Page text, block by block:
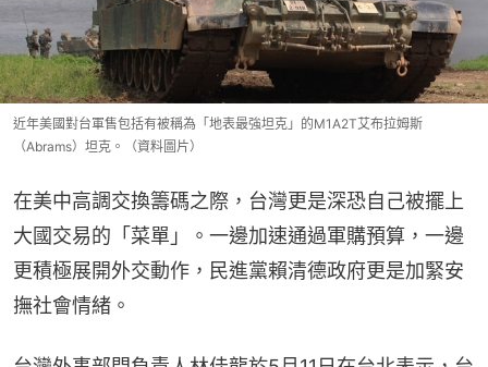
近年美國對台軍售包括有被稱為「地表最強坦克」的M1A2T艾布拉姆斯
（Abrams）坦克。（資料圖片）
在美中高調交換籌碼之際，台灣更是深恐自己被擺上
大國交易的「菜單」。一邊加速通過軍購預算，一邊
更積極展開外交動作，民進黨賴清德政府更是加緊安
撫社會情緒。